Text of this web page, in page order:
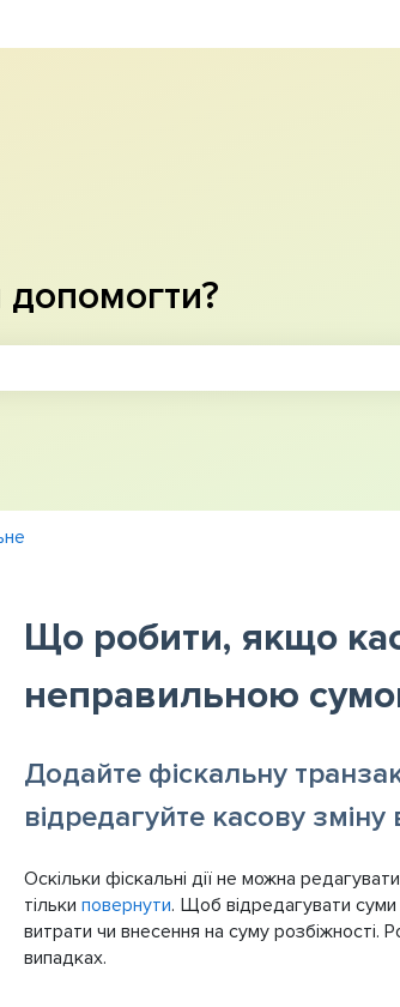
Що робити, якщо
неправильною
Додайте фіскальну
відредагуйте касову зміну
Оскільки фіскальні дії не можна
тільки повернути. Щоб відредагувати суми
витрати чи внесення на суму розбіжності.
випадках.